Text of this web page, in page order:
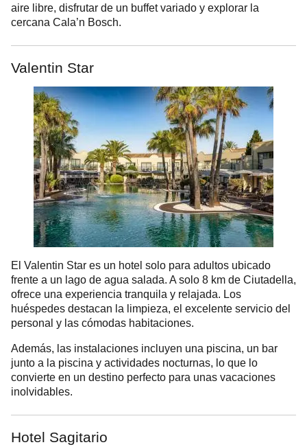
aire libre, disfrutar de un buffet variado y explorar la
cercana Cala’n Bosch.
Valentin Star
El Valentin Star es un hotel solo para adultos ubicado
frente a un lago de agua salada. A solo 8 km de Ciutadella,
ofrece una experiencia tranquila y relajada. Los
huéspedes destacan la limpieza, el excelente servicio del
personal y las cómodas habitaciones.
Además, las instalaciones incluyen una piscina, un bar
junto a la piscina y actividades nocturnas, lo que lo
convierte en un destino perfecto para unas vacaciones
inolvidables.
Hotel Sagitario